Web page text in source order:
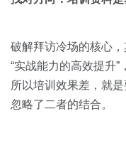
破解拜访冷场的核心，
“实战能力的高效提升
所以培训效果差，就
忽略了二者的结合。